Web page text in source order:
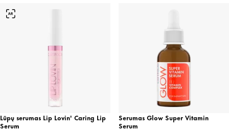
Lūpų serumas Lip Lovin' Caring Lip
Serum
Serumas Glow Super Vitamin
Serum